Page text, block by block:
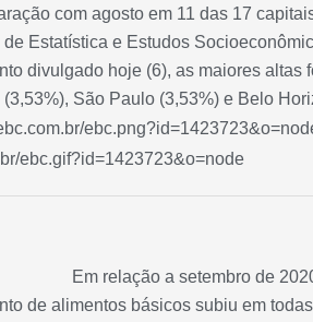
com agosto em 11 das 17
Estatística e Estudos
divulgado hoje (6), as maiores altas
São Paulo (3,53%) e Belo
Em relação a setembro de
de alimentos básicos subiu em